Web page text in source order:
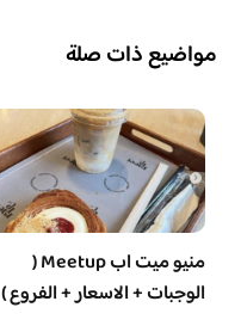
مواضيع ذات صلة
منيو ميت اب Meetup (
الوجبات + الاسعار + الفروع )